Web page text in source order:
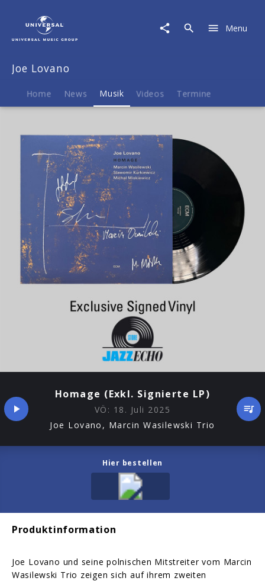
Musik
Homage
Signierte
LP)
Menu
Joe Lovano
Home News Musik Videos Termine
Homage (Exkl. Signierte LP)
VÖ: 18. Juli 2025
Joe Lovano, Marcin Wasilewski Trio
Hier bestellen
Produktinformation
Joe Lovano und seine polnischen Mitstreiter vom Marcin
Wasilewski Trio zeigen sich auf ihrem zweiten